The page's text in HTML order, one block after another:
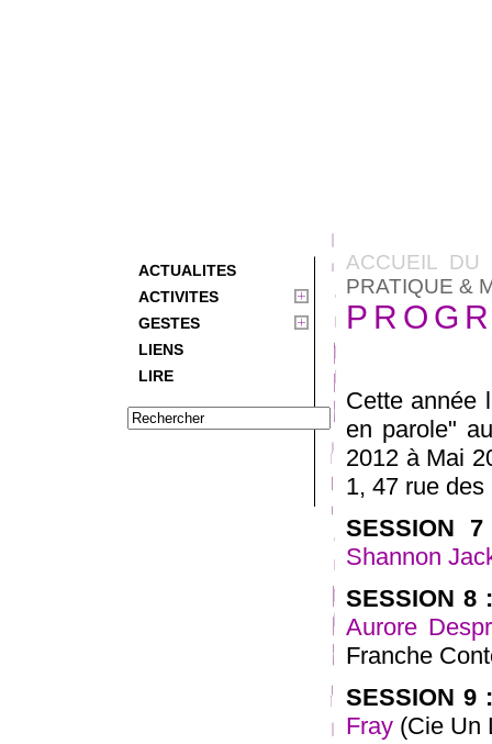
ACTUALITES
ACTIVITES
GESTES
LIENS
LIRE
ACCUEIL DU
PRATIQUE &
Cette année
en parole"
2012 à Mai
1, 47 rue
SESSION
Shannon
SESSION 8 :
Aurore
Franche
SESSION 9 :
Fray (Cie Un